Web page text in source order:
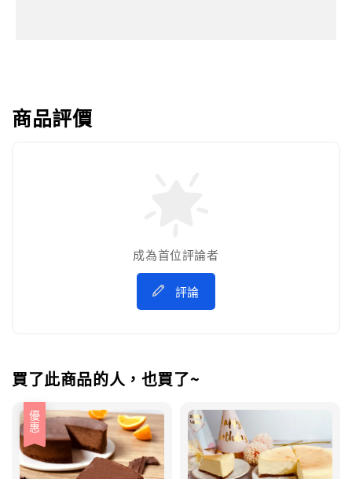
商品評價
成為首位評論者
評論
買了此商品的人，也買了~
優惠